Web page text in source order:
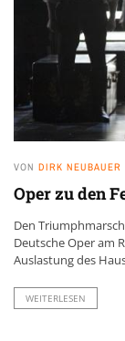
VON DIRK NEUBAUER
Oper zu den
Den
Deutsche Oper am
Auslastung des
WEITERLESEN